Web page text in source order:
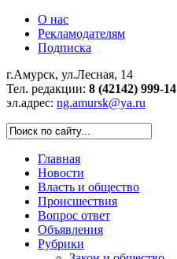
О нас
Рекламодателям
Подписка
г.Амурск, ул.Лесная, 14
Тел. редакции: 8 (42142) 999-14
эл.адрес: ng.amursk@ya.ru
Главная
Новости
Власть и общество
Происшествия
Вопрос ответ
Объявления
Рубрики